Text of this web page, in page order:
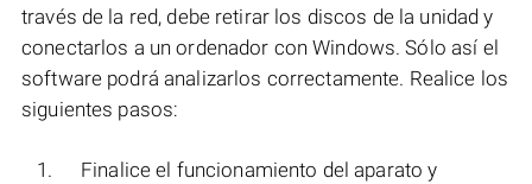
través de la red, debe retirar los discos de la unidad y
conectarlos a un ordenador con Windows. Sólo así el
software podrá analizarlos correctamente. Realice los
siguientes pasos:
Finalice el funcionamiento del aparato y